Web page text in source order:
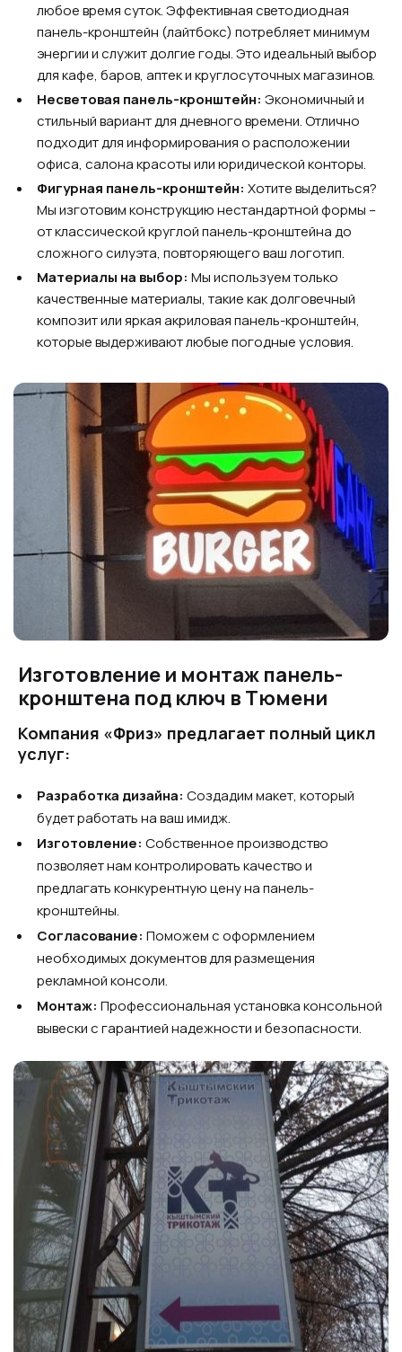
любое время суток. Эффективная светодиодная
панель-кронштейн (лайтбокс) потребляет минимум
энергии и служит долгие годы. Это идеальный выбор
для кафе, баров, аптек и круглосуточных магазинов.
Несветовая панель-кронштейн: Экономичный и
стильный вариант для дневного времени. Отлично
подходит для информирования о расположении
офиса, салона красоты или юридической конторы.
Фигурная панель-кронштейн: Хотите выделиться?
Мы изготовим конструкцию нестандартной формы –
от классической круглой панель-кронштейна до
сложного силуэта, повторяющего ваш логотип.
Материалы на выбор: Мы используем только
качественные материалы, такие как долговечный
композит или яркая акриловая панель-кронштейн,
которые выдерживают любые погодные условия.
Изготовление и монтаж панель-
кронштена под ключ в Тюмени
Компания «Фриз» предлагает полный цикл
услуг:
Разработка дизайна: Создадим макет, который
будет работать на ваш имидж.
Изготовление: Собственное производство
позволяет нам контролировать качество и
предлагать конкурентную цену на панель-
кронштейны.
Согласование: Поможем с оформлением
необходимых документов для размещения
рекламной консоли.
Монтаж: Профессиональная установка консольной
вывески с гарантией надежности и безопасности.